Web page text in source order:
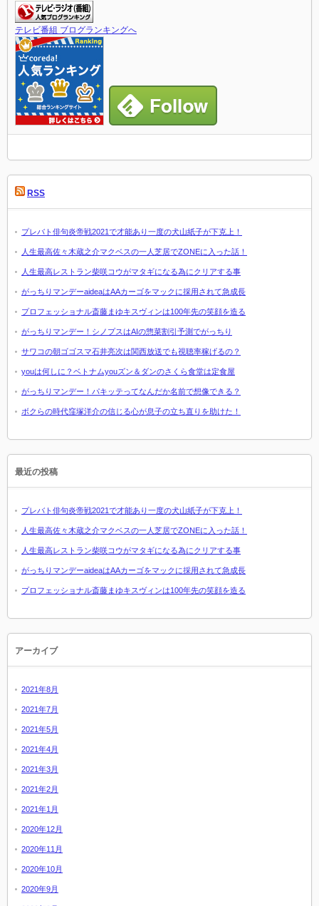
テレビ番組 ブログランキングへ
RSS
プレバト俳句炎帝戦2021で才能あり一度の犬山紙子が下克上！
人生最高佐々木蔵之介マクベスの一人芝居でZONEに入った話！
人生最高レストラン柴咲コウがマタギになる為にクリアする事
がっちりマンデーaideaはAAカーゴをマックに採用されて急成長
プロフェッショナル斎藤まゆキスヴィンは100年先の笑顔を造る
がっちりマンデー！シノプスはAIの惣菜割引予測でがっちり
サワコの朝ゴゴスマ石井亮次は関西放送でも視聴率稼げるの？
youは何しに？ベトナムyouズン＆ダンのさくら食堂は定食屋
がっちりマンデー！パキッテってなんだか名前で想像できる？
ボクらの時代窪塚洋介の信じる心が息子の立ち直りを助けた！
最近の投稿
プレバト俳句炎帝戦2021で才能あり一度の犬山紙子が下克上！
人生最高佐々木蔵之介マクベスの一人芝居でZONEに入った話！
人生最高レストラン柴咲コウがマタギになる為にクリアする事
がっちりマンデーaideaはAAカーゴをマックに採用されて急成長
プロフェッショナル斎藤まゆキスヴィンは100年先の笑顔を造る
アーカイブ
2021年8月
2021年7月
2021年5月
2021年4月
2021年3月
2021年2月
2021年1月
2020年12月
2020年11月
2020年10月
2020年9月